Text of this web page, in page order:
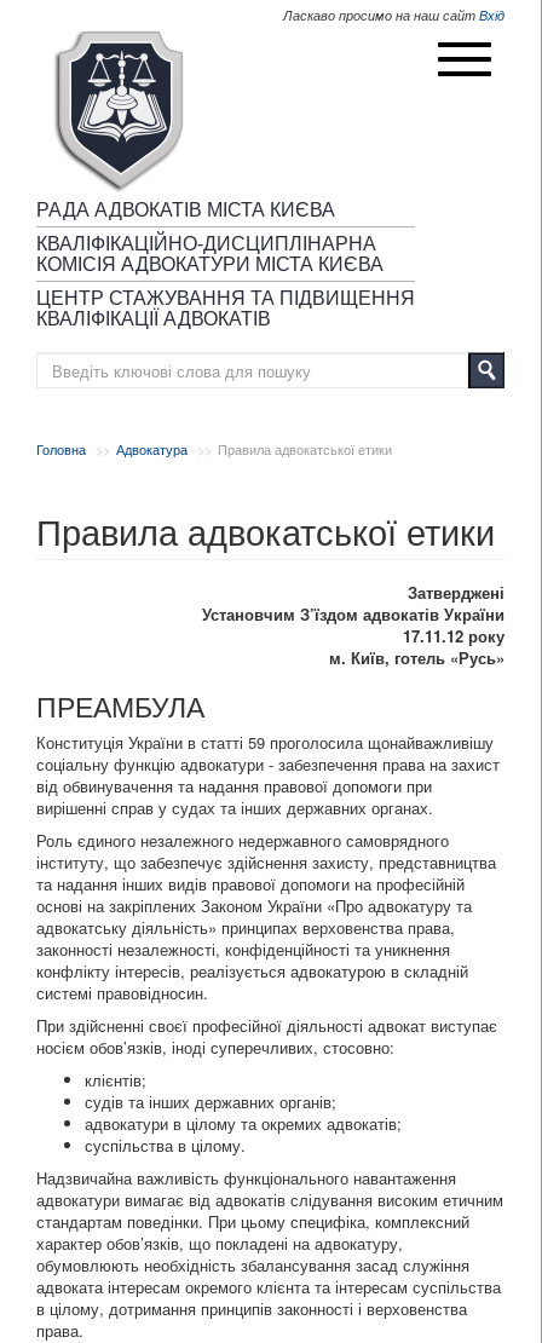
Ласкаво просимо на наш сайт Вхід
РАДА АДВОКАТІВ МІСТА КИЄВА
КВАЛІФІКАЦІЙНО-ДИСЦИПЛІНАРНА
КОМІСІЯ АДВОКАТУРИ МІСТА КИЄВА
ЦЕНТР СТАЖУВАННЯ ТА ПІДВИЩЕННЯ
КВАЛІФІКАЦІЇ АДВОКАТІВ
Головна Адвокатура Правила адвокатської етики
Правила адвокатської етики
Затверджені
Установчим З’їздом адвокатів України
17.11.12 року
м. Київ, готель «Русь»
ПРЕАМБУЛА
Конституція України в статті 59 проголосила щонайважливішу
соціальну функцію адвокатури - забезпечення права на захист
від обвинувачення та надання правової допомоги при
вирішенні справ у судах та інших державних органах.
Роль єдиного незалежного недержавного самоврядного
інституту, що забезпечує здійснення захисту, представництва
та надання інших видів правової допомоги на професійній
основі на закріплених Законом України «Про адвокатуру та
адвокатську діяльність» принципах верховенства права,
законності незалежності, конфіденційності та уникнення
конфлікту інтересів, реалізується адвокатурою в складній
системі правовідносин.
При здійсненні своєї професійної діяльності адвокат виступає
носієм обов’язків, іноді суперечливих, стосовно:
клієнтів;
судів та інших державних органів;
адвокатури в цілому та окремих адвокатів;
суспільства в цілому.
Надзвичайна важливість функціонального навантаження
адвокатури вимагає від адвокатів слідування високим етичним
стандартам поведінки. При цьому специфіка, комплексний
характер обов’язків, що покладені на адвокатуру,
обумовлюють необхідність збалансування засад служіння
адвоката інтересам окремого клієнта та інтересам суспільства
в цілому, дотримання принципів законності і верховенства
права.